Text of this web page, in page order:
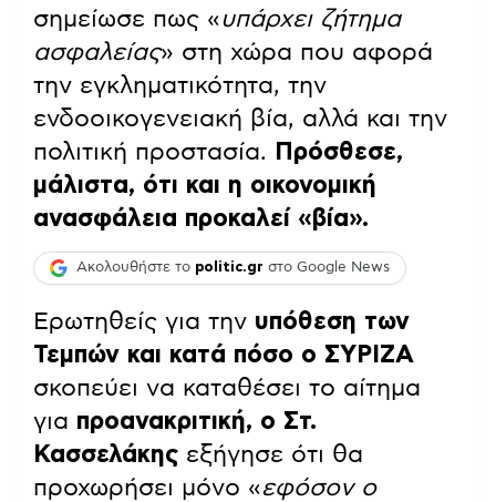
σημείωσε πως «υπάρχει ζήτημα
ασφαλείας» στη χώρα που αφορά
την εγκληματικότητα, την
ενδοοικογενειακή βία, αλλά και την
πολιτική προστασία.
Πρόσθεσε,
μάλιστα, ότι και η οικονομική
ανασφάλεια προκαλεί «βία».
Ακολουθήστε το politic.gr στο Google News
Ερωτηθείς για την υπόθεση των
Τεμπών και κατά πόσο ο ΣΥΡΙΖΑ
σκοπεύει να καταθέσει το αίτημα
για προανακριτική, ο Στ.
Κασσελάκης εξήγησε ότι θα
προχωρήσει μόνο «εφόσον ο